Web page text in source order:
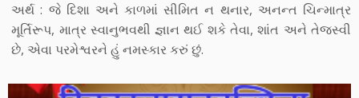
અર્થ : જે દિશા અને કાળમાં સીમિત ન થનાર, અનન્ત ચિન્માત્ર
મૂર્તિરૂપ, માત્ર સ્વાનુભવથી જ્ઞાન થઈ શકે તેવા, શાંત અને તેજસ્વી
છે, એવા પરમેશ્વરને હું નમસ્કાર કરું છું.